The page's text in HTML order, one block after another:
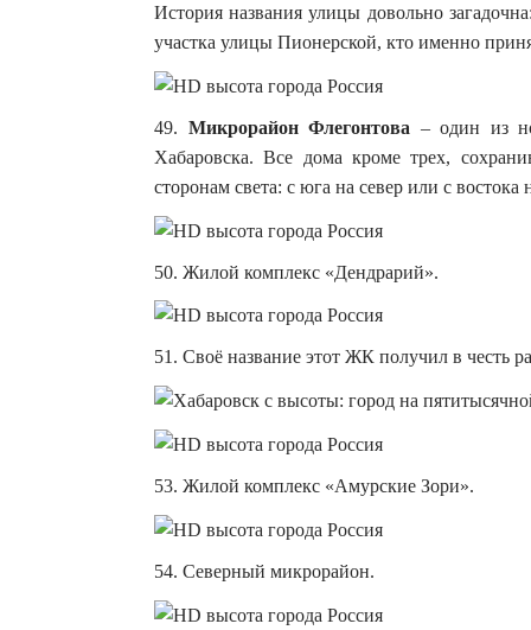
История названия улицы довольно
участка улицы Пионерской, кто именно
49. Микрорайон Флегонтова – один из
Хабаровска. Все дома кроме трех,
сторонам света: с юга на север или с востока
50. Жилой комплекс «Дендрарий».
51. Своё название этот ЖК получил в честь
53. Жилой комплекс «Амурские Зори».
54. Северный микрорайон.